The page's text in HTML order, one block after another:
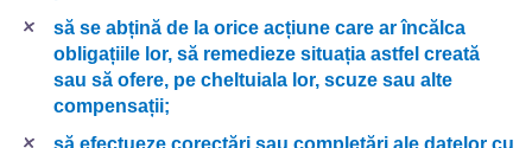
să se abțină de la orice acțiune care ar încălca
obligațiile lor, să remedieze situația astfel creată
sau să ofere, pe cheltuiala lor, scuze sau alte
compensații;
să efectueze corectări sau completări ale datelor cu